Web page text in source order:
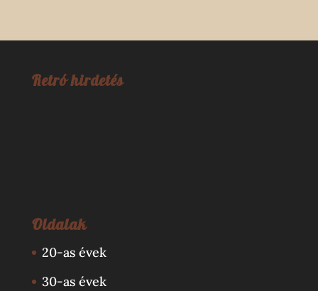
Retró hirdetés
Oldalak
20-as évek
30-as évek